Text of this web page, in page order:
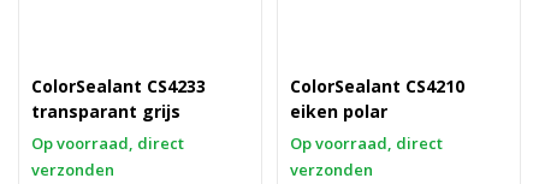
ColorSealant CS4233
transparant grijs
Op voorraad, direct
verzonden
ColorSealant CS4210
eiken polar
Op voorraad, direct
verzonden